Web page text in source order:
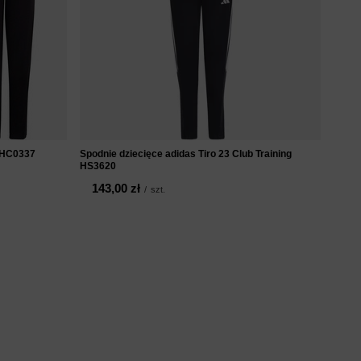
Spodnie dziecięce adidas Tiro 23 Club Training
HS3620
143,00 zł / szt.